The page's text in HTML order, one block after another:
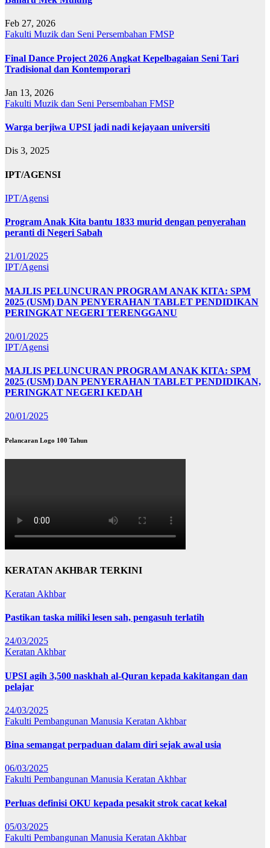
Feb 27, 2026
Fakulti Muzik dan Seni Persembahan FMSP
Final Dance Project 2026 Angkat Kepelbagaian Seni Tari
Tradisional dan Kontemporari
Jan 13, 2026
Fakulti Muzik dan Seni Persembahan FMSP
Warga berjiwa UPSI jadi nadi kejayaan universiti
Dis 3, 2025
IPT/AGENSI
IPT/Agensi
Program Anak Kita bantu 1833 murid dengan penyerahan
peranti di Negeri Sabah
21/01/2025
IPT/Agensi
MAJLIS PELUNCURAN PROGRAM ANAK KITA: SPM
2025 (USM) DAN PENYERAHAN TABLET PENDIDIKAN
PERINGKAT NEGERI TERENGGANU
20/01/2025
IPT/Agensi
MAJLIS PELUNCURAN PROGRAM ANAK KITA: SPM
2025 (USM) DAN PENYERAHAN TABLET PENDIDIKAN,
PERINGKAT NEGERI KEDAH
20/01/2025
Pelancaran Logo 100 Tahun
KERATAN AKHBAR TERKINI
Keratan Akhbar
Pastikan taska miliki lesen sah, pengasuh terlatih
24/03/2025
Keratan Akhbar
UPSI agih 3,500 naskhah al-Quran kepada kakitangan dan
pelajar
24/03/2025
Fakulti Pembangunan Manusia Keratan Akhbar
Bina semangat perpaduan dalam diri sejak awal usia
06/03/2025
Fakulti Pembangunan Manusia Keratan Akhbar
Perluas definisi OKU kepada pesakit strok cacat kekal
05/03/2025
Fakulti Pembangunan Manusia Keratan Akhbar